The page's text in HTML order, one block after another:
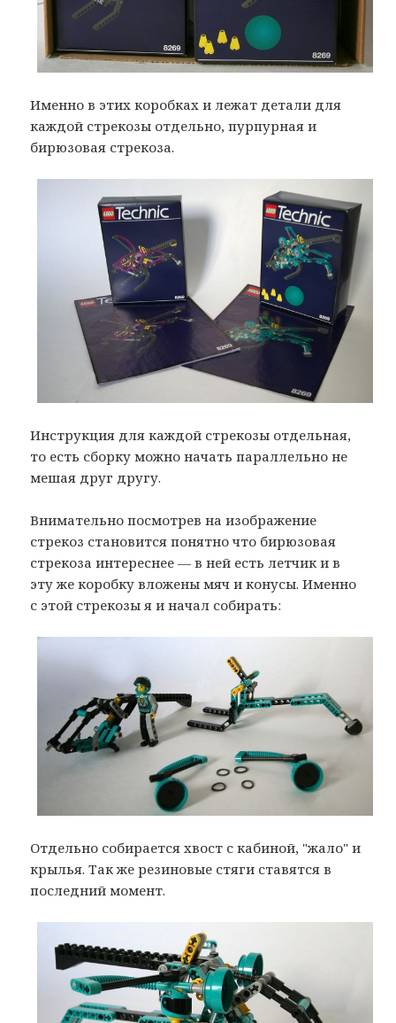
Именно в этих коробках и лежат детали для
каждой стрекозы отдельно, пурпурная и
бирюзовая стрекоза.
Инструкция для каждой стрекозы отдельная,
то есть сборку можно начать параллельно не
мешая друг другу.
Внимательно посмотрев на изображение
стрекоз становится понятно что бирюзовая
стрекоза интереснее — в ней есть летчик и в
эту же коробку вложены мяч и конусы. Именно
с этой стрекозы я и начал собирать:
Отдельно собирается хвост с кабиной, "жало" и
крылья. Так же резиновые стяги ставятся в
последний момент.